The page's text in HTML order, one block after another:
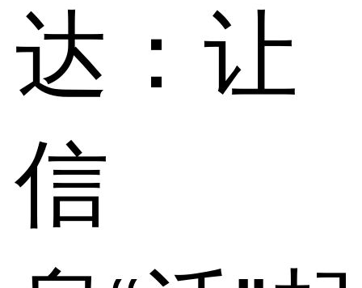
达：让
信